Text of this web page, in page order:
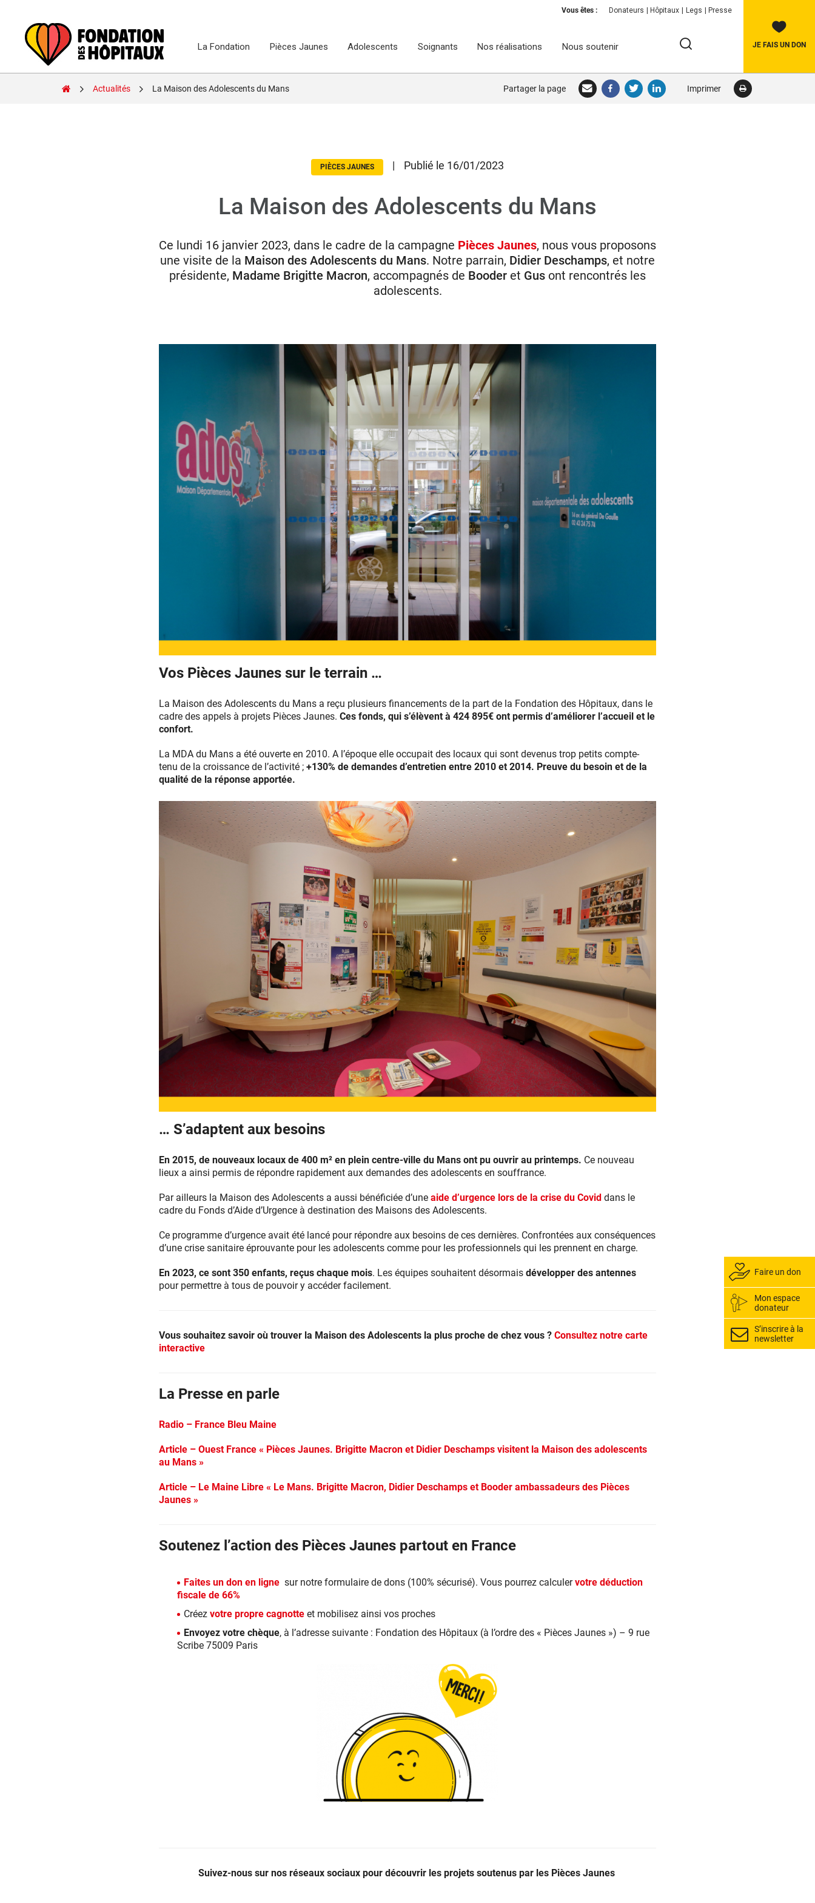
Vous êtes : Donateurs Hôpitaux Legs Presse
La Fondation Pièces Jaunes Adolescents Soignants Nos réalisations Nous soutenir
RECHERCHER
JE FAIS UN DON
Actualités La Maison des Adolescents du Mans Partager la page Imprimer
PIÈCES JAUNES | Publié le 16/01/2023
La Maison des Adolescents du Mans
Ce lundi 16 janvier 2023, dans le cadre de la campagne Pièces Jaunes, nous vous proposons
une visite de la Maison des Adolescents du Mans. Notre parrain, Didier Deschamps, et notre
présidente, Madame Brigitte Macron, accompagnés de Booder et Gus ont rencontrés les
adolescents.
Vos Pièces Jaunes sur le terrain …
La Maison des Adolescents du Mans a reçu plusieurs financements de la part de la Fondation des Hôpitaux, dans le
cadre des appels à projets Pièces Jaunes. Ces fonds, qui s’élèvent à 424 895€ ont permis d’améliorer l’accueil et le
confort.
La MDA du Mans a été ouverte en 2010. A l’époque elle occupait des locaux qui sont devenus trop petits compte-
tenu de la croissance de l’activité ; +130% de demandes d’entretien entre 2010 et 2014. Preuve du besoin et de la
qualité de la réponse apportée.
… S’adaptent aux besoins
En 2015, de nouveaux locaux de 400 m² en plein centre-ville du Mans ont pu ouvrir au printemps. Ce nouveau
lieux a ainsi permis de répondre rapidement aux demandes des adolescents en souffrance.
Par ailleurs la Maison des Adolescents a aussi bénéficiée d’une aide d’urgence lors de la crise du Covid dans le
cadre du Fonds d’Aide d’Urgence à destination des Maisons des Adolescents.
Ce programme d’urgence avait été lancé pour répondre aux besoins de ces dernières. Confrontées aux conséquences
d’une crise sanitaire éprouvante pour les adolescents comme pour les professionnels qui les prennent en charge.
En 2023, ce sont 350 enfants, reçus chaque mois. Les équipes souhaitent désormais développer des antennes
pour permettre à tous de pouvoir y accéder facilement.
Vous souhaitez savoir où trouver la Maison des Adolescents la plus proche de chez vous ? Consultez notre carte
interactive
La Presse en parle
Radio – France Bleu Maine
Article – Ouest France « Pièces Jaunes. Brigitte Macron et Didier Deschamps visitent la Maison des adolescents
au Mans »
Article – Le Maine Libre « Le Mans. Brigitte Macron, Didier Deschamps et Booder ambassadeurs des Pièces
Jaunes »
Soutenez l’action des Pièces Jaunes partout en France
Faites un don en ligne sur notre formulaire de dons (100% sécurisé). Vous pourrez calculervotre déduction
fiscale de 66%
Créez votre propre cagnotte et mobilisez ainsi vos proches
Envoyez votre chèque, à l’adresse suivante : Fondation des Hôpitaux (à l’ordre des « Pièces Jaunes ») – 9 rue
Scribe 75009 Paris
Suivez-nous sur nos réseaux sociaux pour découvrir les projets soutenus par les Pièces Jaunes
Faire un don
Mon espace
donateur
S’inscrire à la
newsletter